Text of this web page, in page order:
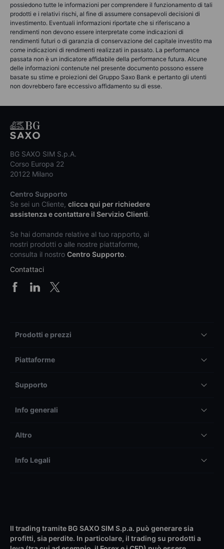
possiedono tutte le informazioni per comprendere il funzionamento di tali
prodotti e i relativi rischi, al fine di assumere consapevoli decisioni di
investimento. Eventuali informazioni riportate che si riferiscano a
rendimenti non devono essere interpretate come indicazioni di
rendimenti futuri o di garanzia di conservazione del capitale investito ma
come indicazioni di rendimenti realizzati in passato. La performance
passata non è un indicatore affidabile della performance futura. Alcune
delle informazioni contenute nel presente documento possono essere
basate su stime e proiezioni del Gruppo Saxo Bank e pertanto gli utenti
non dovrebbero fare eccessivo affidamento su di esse.
BG SAXO SIM S.p.A.
Corso Europa 22
20122 Milano
Centro Supporto
Se sei un Cliente, clicca qui per richiedere
assistenza e contattare il Servizio Clienti.
Se hai domande relative al tuo rapporto, ai
nostri prodotti o alle nostre piattaforme,
consulta il nostro Centro Supporto.
Contattaci
Prodotti e prezzi
Piattaforme
Supporto
Info generali
Altro
Info Legali
Il trading tramite BG SAXO SIM S.p.a. può generare sia
profitti, sia perdite. In particolare, il trading su prodotti a